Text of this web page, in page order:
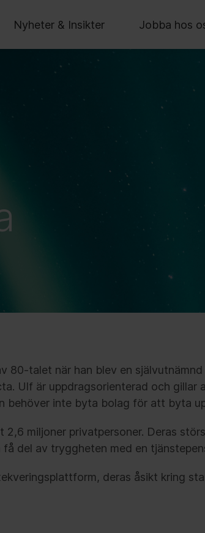
Nyheter & Insikter Jobba hos
80-talet när han blev en
Ulf är uppdragsorienterad och
behöver inte byta bolag för att byta
2,6 miljoner privatpersoner. Deras
del av tryggheten med en
deras åsikt kring